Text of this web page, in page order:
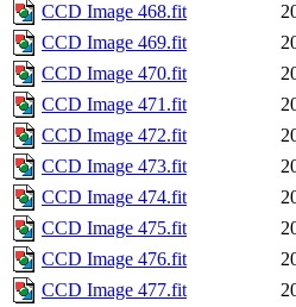
CCD Image 468.fit
CCD Image 469.fit
CCD Image 470.fit
CCD Image 471.fit
CCD Image 472.fit
CCD Image 473.fit
CCD Image 474.fit
CCD Image 475.fit
CCD Image 476.fit
CCD Image 477.fit